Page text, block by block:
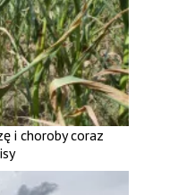
i choroby coraz